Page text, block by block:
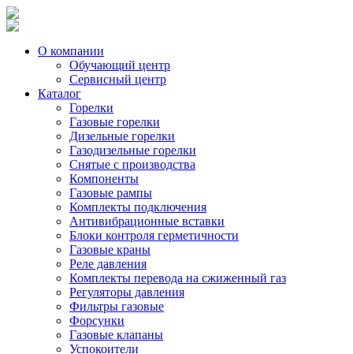
О компании
Обучающий центр
Сервисный центр
Каталог
Горелки
Газовые горелки
Дизельные горелки
Газодизельные горелки
Снятые с производства
Компоненты
Газовые рампы
Комплекты подключения
Антивибрационные вставки
Блоки контроля герметичности
Газовые краны
Реле давления
Комплекты перевода на сжиженный газ
Регуляторы давления
Фильтры газовые
Форсунки
Газовые клапаны
Успокоители